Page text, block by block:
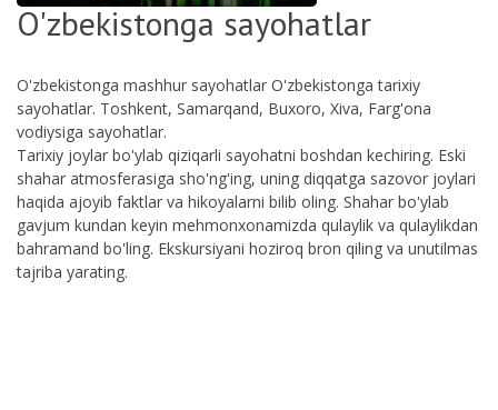
O'zbekistonga sayohatlar
O'zbekistonga mashhur sayohatlar O'zbekistonga tarixiy
sayohatlar. Toshkent, Samarqand, Buxoro, Xiva, Farg'ona
vodiysiga sayohatlar.
Tarixiy joylar bo'ylab qiziqarli sayohatni boshdan kechiring. Eski
shahar atmosferasiga sho'ng'ing, uning diqqatga sazovor joylari
haqida ajoyib faktlar va hikoyalarni bilib oling. Shahar bo'ylab
gavjum kundan keyin mehmonxonamizda qulaylik va qulaylikdan
bahramand bo'ling. Ekskursiyani hoziroq bron qiling va unutilmas
tajriba yarating.